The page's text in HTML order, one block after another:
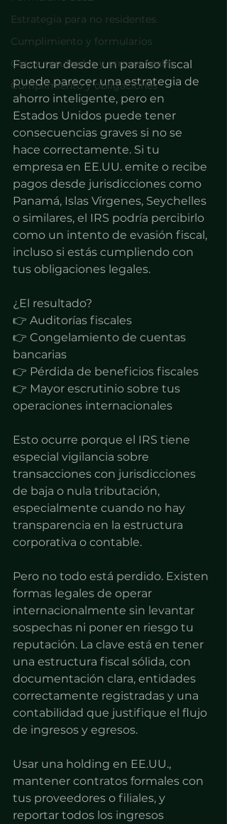
Estrategia para no residentes.
Cumplimiento y formularios
Casos, resultados y errores reales
Cumplimiento y obligaciones
Facturar desde un paraíso fiscal
puede parecer una estrategia de
ahorro inteligente, pero en
Estados Unidos puede tener
consecuencias graves si no se
hace correctamente. Si tu
empresa en EE.UU. emite o recibe
pagos desde jurisdicciones como
Panamá, Islas Vírgenes, Seychelles
o similares, el IRS podría percibirlo
como un intento de evasión fiscal,
incluso si estás cumpliendo con
tus obligaciones legales.
¿El resultado?
👉 Auditorías fiscales
👉 Congelamiento de cuentas
bancarias
👉 Pérdida de beneficios fiscales
👉 Mayor escrutinio sobre tus
operaciones internacionales
Esto ocurre porque el IRS tiene
especial vigilancia sobre
transacciones con jurisdicciones
de baja o nula tributación,
especialmente cuando no hay
transparencia en la estructura
corporativa o contable.
Pero no todo está perdido. Existen
formas legales de operar
internacionalmente sin levantar
sospechas ni poner en riesgo tu
reputación. La clave está en tener
una estructura fiscal sólida, con
documentación clara, entidades
correctamente registradas y una
contabilidad que justifique el flujo
de ingresos y egresos.
Usar una holding en EE.UU.,
mantener contratos formales con
tus proveedores o filiales, y
reportar todos los ingresos